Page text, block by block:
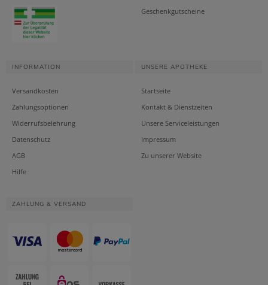
Geschenkgutscheine
INFORMATION
Versandkosten
Zahlungsoptionen
Widerrufsbelehrung
Datenschutz
AGB
Hilfe
UNSERE APOTHEKE
Startseite
Kontakt & Dienstzeiten
Unsere Serviceleistungen
Impressum
Zu unserer Website
ZAHLUNG & VERSAND